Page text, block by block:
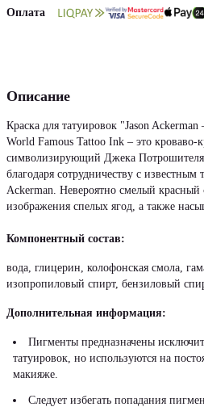
Оплата
Описание
Краска для татуировок "Jason
World Famous Tattoo Ink – это кроваво-
символизирующий Джека
благодаря сотрудничеству с
Ackerman. Невероятно смелый красный
изображения спелых ягод, а также
Компонентный состав:
вода, глицерин, колофонская смола,
изопропиловый спирт, бензиловый
Дополнительная информация:
Пигменты предназначены
татуировок, но используются на
макияже.
Следует избегать попадания